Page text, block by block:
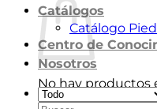
No hay productos
Catálogos
Catálogo
Centro de
Nosotros